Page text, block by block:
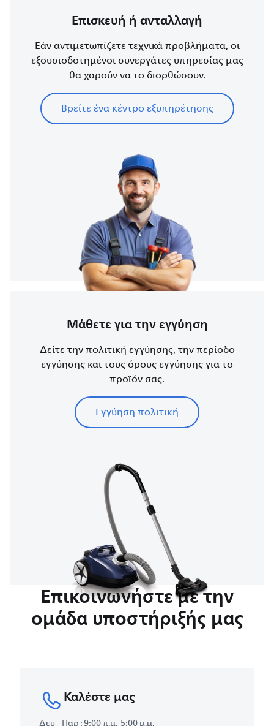
Επισκευή ή ανταλλαγή
Εάν αντιμετωπίζετε τεχνικά προβλήματα, οι
εξουσιοδοτημένοι συνεργάτες υπηρεσίας μας
θα χαρούν να το διορθώσουν.
Βρείτε ένα κέντρο εξυπηρέτησης
Μάθετε για την εγγύηση
Δείτε την πολιτική εγγύησης, την περίοδο
εγγύησης και τους όρους εγγύησης για το
προϊόν σας.
Εγγύηση πολιτική
Επικοινωνήστε με την
ομάδα υποστήριξής μας
Καλέστε μας
Δευ - Παρ : 9:00 π.μ.-5:00 μ.μ.